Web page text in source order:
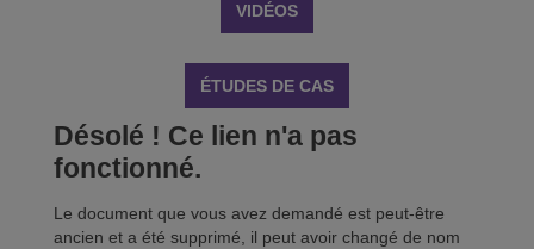
VIDÉOS
ÉTUDES DE CAS
Désolé ! Ce lien n'a pas
fonctionné.
Le document que vous avez demandé est peut-être
ancien et a été supprimé, il peut avoir changé de nom